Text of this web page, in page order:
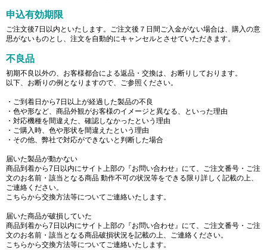
申込有効期限
ご注文後7日以内といたします。ご注文後７日間ご入金がない場合は、購入の意
思がないものとし、注文を自動的にキャンセルとさせていただきます。
不良品
初期不良以外の、お客様都合による返品・交換は、お断りしております。
以下、お断りの例となりますので、ご参照ください。
・ご到着日から7日以上が経過した製品の不良
・色や形など、商品外観がお客様のイメージと異なる、といった理由
・対応機種を間違えた、確認しなかったという理由
・ご購入時、色や形状を間違えたという理由
・その他、弊社で対応ができないと判断した場合
届いた製品が動かない
商品到着から7日以内にサイト上部の『お問い合わせ』にて、ご注文番号・ご注
文のお名前・該当となる商品 動作不可の状況等をできる限り詳しく記載の上、
ご連絡ください。
こちらから交換方法等についてご連絡いたします。
届いた商品が破損していた
商品到着から7日以内にサイト上部の『お問い合わせ』にて、ご注文番号・ご注
文のお名前・該当となる商品破損状況を記載の上、ご連絡ください。
こちらから交換方法等についてご連絡いたします。